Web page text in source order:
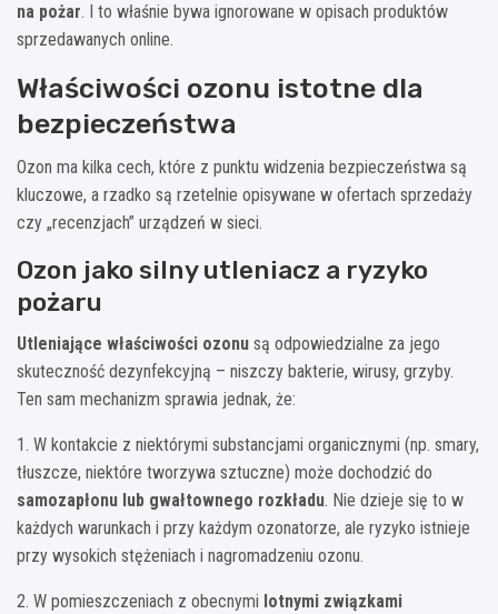
na pożar. I to właśnie bywa ignorowane w opisach produktów
sprzedawanych online.
Właściwości ozonu istotne dla
bezpieczeństwa
Ozon ma kilka cech, które z punktu widzenia bezpieczeństwa są
kluczowe, a rzadko są rzetelnie opisywane w ofertach sprzedaży
czy „recenzjach” urządzeń w sieci.
Ozon jako silny utleniacz a ryzyko
pożaru
Utleniające właściwości ozonu są odpowiedzialne za jego
skuteczność dezynfekcyjną – niszczy bakterie, wirusy, grzyby.
Ten sam mechanizm sprawia jednak, że:
1. W kontakcie z niektórymi substancjami organicznymi (np. smary,
tłuszcze, niektóre tworzywa sztuczne) może dochodzić do
samozapłonu lub gwałtownego rozkładu. Nie dzieje się to w
każdych warunkach i przy każdym ozonatorze, ale ryzyko istnieje
przy wysokich stężeniach i nagromadzeniu ozonu.
2. W pomieszczeniach z obecnymi lotnymi związkami